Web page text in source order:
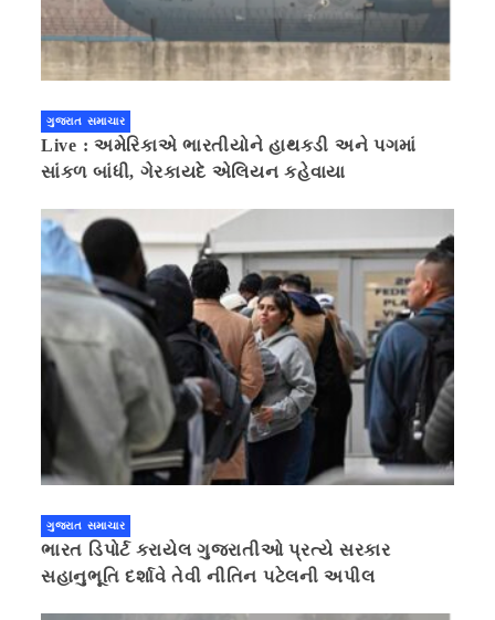
ગુજરાત સમાચાર
Live : અમેરિકાએ ભારતીયોને હાથકડી અને પગમાં
સાંકળ બાંધી, ગેરકાયદે એલિયન કહેવાયા
ગુજરાત સમાચાર
ભારત ડિપોર્ટ કરાયેલ ગુજરાતીઓ પ્રત્યે સરકાર
સહાનુભૂતિ દર્શાવે તેવી નીતિન પટેલની અપીલ